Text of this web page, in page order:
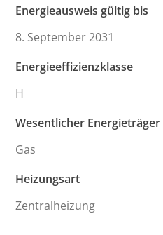
Energieausweis gültig bis
8. September 2031
Energieeffizienzklasse
H
Wesentlicher Energieträger
Gas
Heizungsart
Zentralheizung